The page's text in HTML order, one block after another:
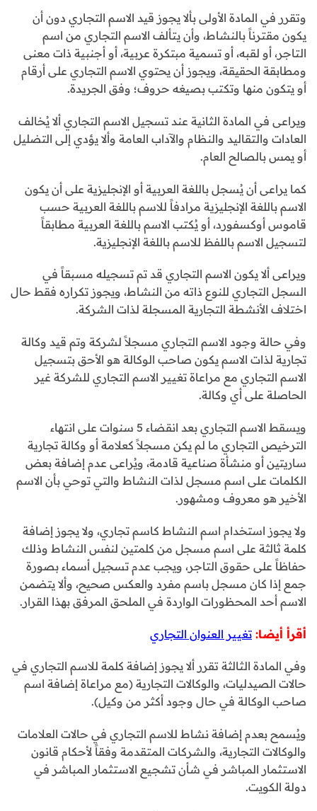
وتقرر في المادة الأولى بألا يجوز قيد الاسم التجاري دون أن
يكون مقترناً بالنشاط، وأن يتألف الاسم التجاري من اسم
التاجر، أو لقبه، أو تسمية مبتكرة عربية، أو أجنبية ذات معنى
ومطابقة الحقيقة، ويجوز أن يحتوي الاسم التجاري على أرقام
أو يتكون منها وتكتب بصيغه حروف؛ وفق الجريدة.
ويراعى في المادة الثانية عند تسجيل الاسم التجاري ألا يُخالف
العادات والتقاليد والنظام والآداب العامة وألا يؤدي إلى التضليل
أو يمس بالصالح العام.
كما يراعى أن يُسجل باللغة العربية أو الإنجليزية على أن يكون
الاسم باللغة الإنجليزية مرادفاً للاسم باللغة العربية حسب
قاموس أوكسفورد، أو يُكتب الاسم باللغة العربية مطابقاً
لتسجيل الاسم باللفظ للاسم باللغة الإنجليزية.
ويراعى ألا يكون الاسم التجاري قد تم تسجيله مسبقاً في
السجل التجاري للنوع ذاته من النشاط، ويجوز تكراره فقط حال
اختلاف الأنشطة التجارية المسجلة لذات الشركة.
وفي حالة وجود الاسم التجاري مسجلاً لشركة وتم قيد وكالة
تجارية لذات الاسم يكون صاحب الوكالة هو الأحق بتسجيل
الاسم التجاري مع مراعاة تغيير الاسم التجاري للشركة غير
الحاصلة على أي وكالة.
ويسقط الاسم التجاري بعد انقضاء 5 سنوات على انتهاء
الترخيص التجاري ما لم يكن مسجلاً كعلامة أو وكالة تجارية
ساريتين أو منشأة صناعية قادمة، ويُراعى عدم إضافة بعض
الكلمات على اسم مسجل لذات النشاط والتي توحي بأن الاسم
الأخير هو معروف ومشهور.
ولا يجوز استخدام اسم النشاط كاسم تجاري، ولا يجوز إضافة
كلمة ثالثة على اسم مسجل من كلمتين لنفس النشاط وذلك
حفاظاً على حقوق التاجر، ويجب عدم تسجيل أسماء بصورة
جمع إذا كان مسجل باسم مفرد والعكس صحيح، وألا يتضمن
الاسم أحد المحظورات الواردة في الملحق المرفق بهذا القرار.
أقرأ أيضا: تغيير العنوان التجاري
وفي المادة الثالثة تقرر ألا يجوز إضافة كلمة للاسم التجاري في
حالات الصيدليات، والوكالات التجارية (مع مراعاة إضافة اسم
صاحب الوكالة في حال وجود أكثر من وكيل).
ويُسمح بعدم إضافة نشاط للاسم التجاري في حالات العلامات
والوكالات التجارية، والشركات المتقدمة وفقاً لأحكام قانون
الاستثمار المباشر في شأن تشجيع الاستثمار المباشر في
دولة الكويت.